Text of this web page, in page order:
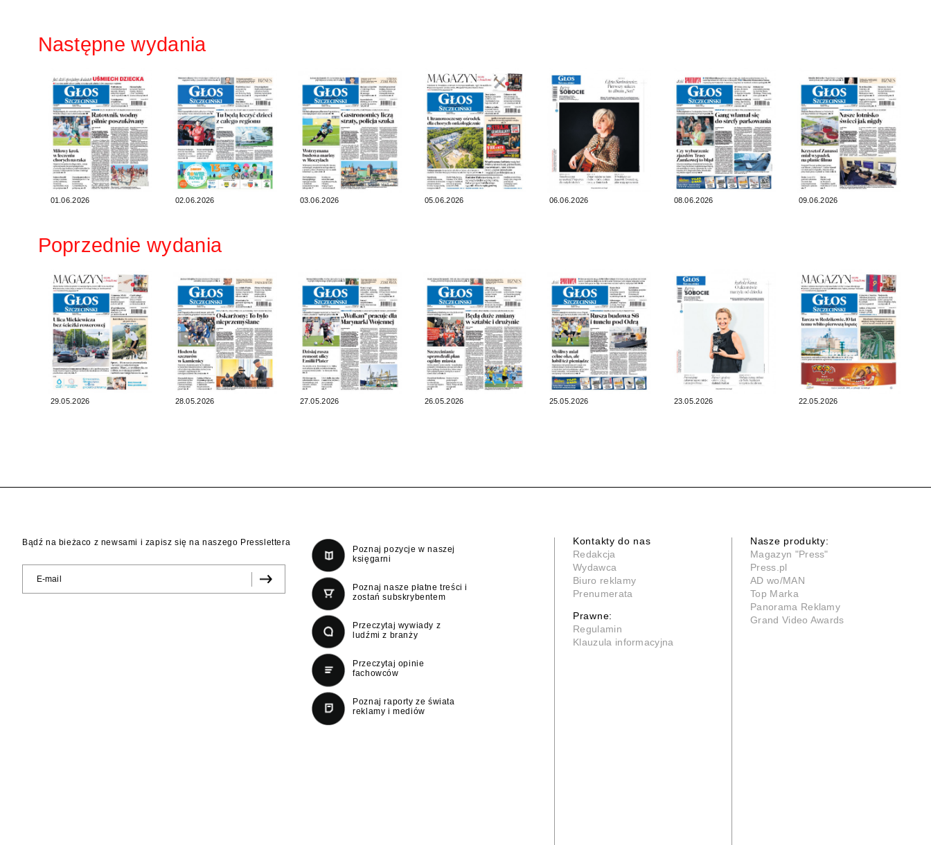
Następne wydania
01.06.2026 02.06.2026 03.06.2026 05.06.2026 06.06.2026 08.06.2026 09.06.2026
Poprzednie wydania
29.05.2026 28.05.2026 27.05.2026 26.05.2026 25.05.2026 23.05.2026 22.05.2026
Bądź na bieżaco z newsami i zapisz się na naszego Presslettera
Poznaj pozycje w naszej
księgarni
Poznaj nasze płatne treści i
zostań subskrybentem
Przeczytaj wywiady z
ludźmi z branży
Przeczytaj opinie
fachowców
Poznaj raporty ze świata
reklamy i mediów
Kontakty do nas
Redakcja
Wydawca
Biuro reklamy
Prenumerata
Prawne:
Regulamin
Klauzula informacyjna
Nasze produkty:
Magazyn "Press"
Press.pl
AD wo/MAN
Top Marka
Panorama Reklamy
Grand Video Awards